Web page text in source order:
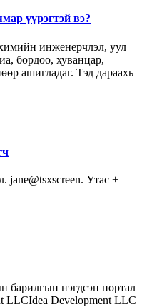
үүрэгтэй вэ?
инженерчлэл, уул
бордоо, хуванцар,
ашигладаг. Тэд дараахь
jane@tsxscreen. Утас +
нэгдсэн портал
LLCIdea Development LLC